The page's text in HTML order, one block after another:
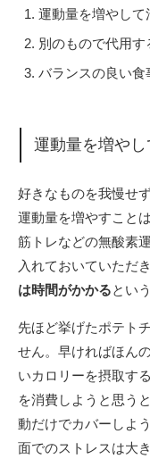
運動量を増やして
別のもので代用す
バランスの良い食
運動量を増や
好きなものを我慢せ
運動量を増やすこと
筋トレなどの無酸素
入れておいていただ
は時間がかかるとい
先ほど挙げたポテト
せん。早ければほん
いカロリーを摂取す
を消費しようと思うと
動だけでカバーしよ
面でのストレスは大